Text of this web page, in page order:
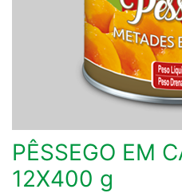
PÊSSEGO EM
12X400 g